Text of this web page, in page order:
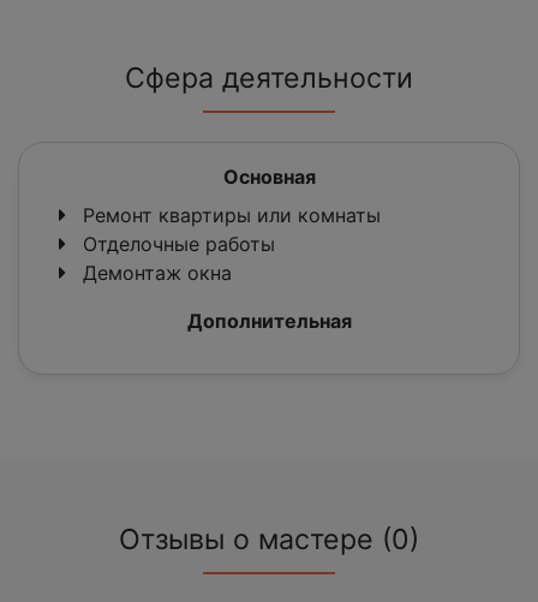
Сфера деятельности
Основная
Ремонт квартиры или комнаты
Отделочные работы
Демонтаж окна
Дополнительная
Отзывы о мастере (0)